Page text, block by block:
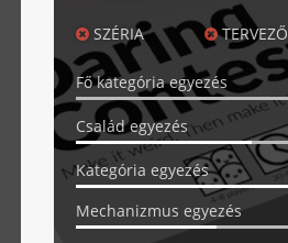
SZÉRIA TERVEZŐ
Fő kategória egyezés
Család egyezés
Kategória egyezés
Mechanizmus egyezés